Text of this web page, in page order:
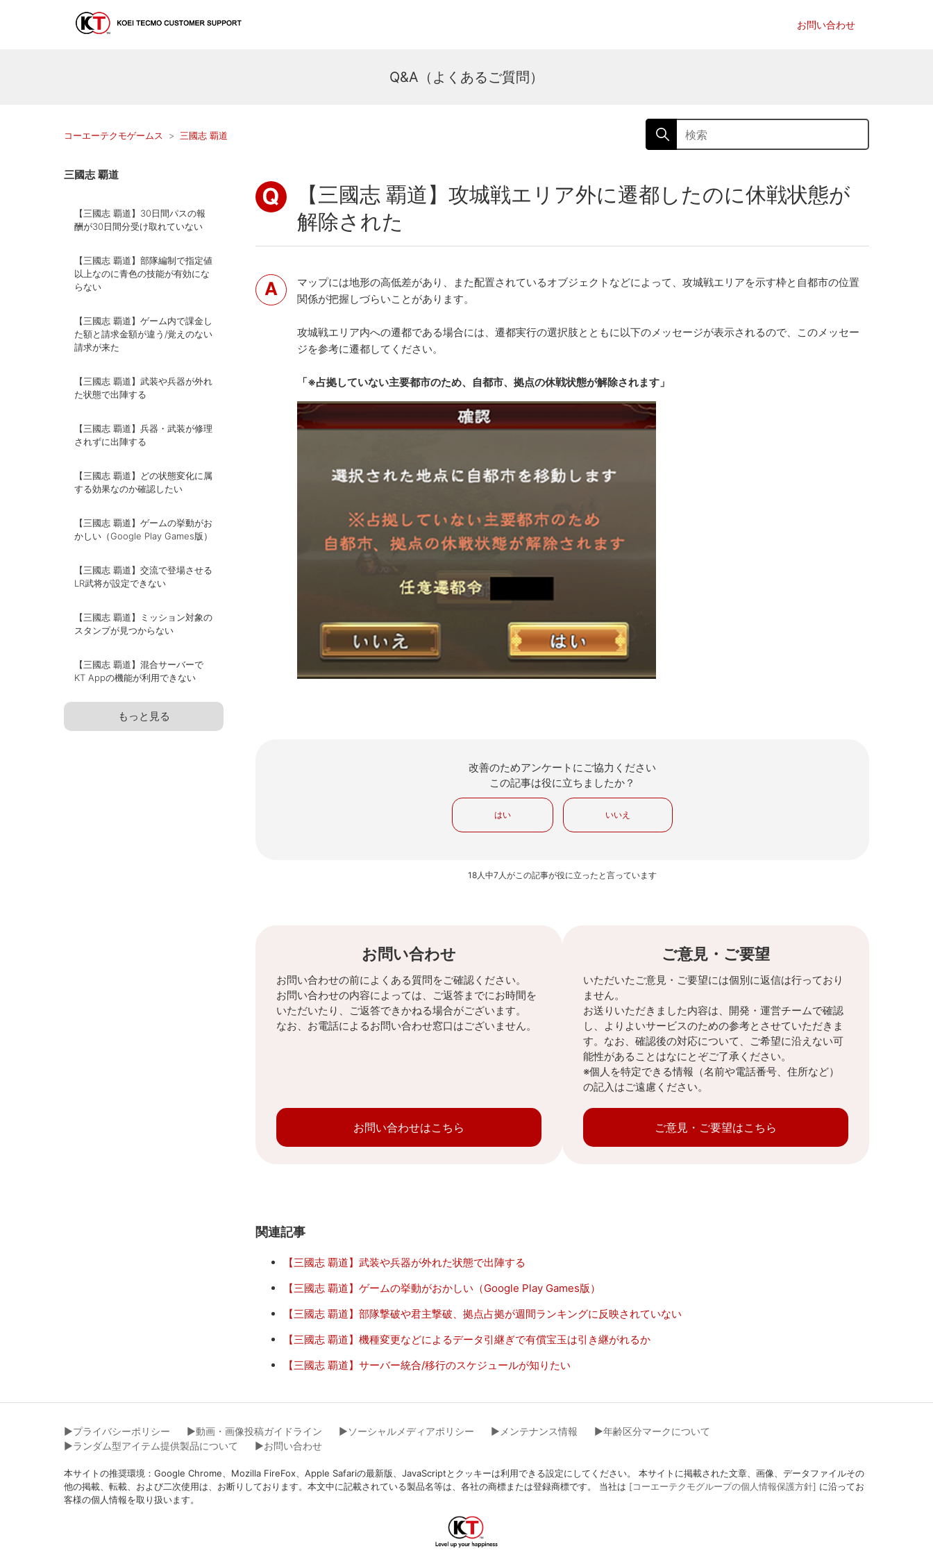
お問い合わせ
Q&A（よくあるご質問）
コーエーテクモゲームス 三國志 覇道
三國志 覇道
【三國志 覇道】30日間パスの報
酬が30日間分受け取れていない
【三國志 覇道】部隊編制で指定値
以上なのに青色の技能が有効にな
らない
【三國志 覇道】ゲーム内で課金し
た額と請求金額が違う/覚えのない
請求が来た
【三國志 覇道】武装や兵器が外れ
た状態で出陣する
【三國志 覇道】兵器・武装が修理
されずに出陣する
【三國志 覇道】どの状態変化に属
する効果なのか確認したい
【三國志 覇道】ゲームの挙動がお
かしい（Google Play Games版）
【三國志 覇道】交流で登場させる
LR武将が設定できない
【三國志 覇道】ミッション対象の
スタンプが見つからない
【三國志 覇道】混合サーバーで
KT Appの機能が利用できない
もっと見る
【三國志 覇道】攻城戦エリア外に遷都したのに休戦状態が
解除された
マップには地形の高低差があり、また配置されているオブジェクトなどによって、攻城戦エリアを示す枠と自都市の位置
関係が把握しづらいことがあります。
攻城戦エリア内への遷都である場合には、遷都実行の選択肢とともに以下のメッセージが表示されるので、このメッセー
ジを参考に遷都してください。
「※占拠していない主要都市のため、自都市、拠点の休戦状態が解除されます」
改善のためアンケートにご協力ください
この記事は役に立ちましたか？
はい いいえ
18人中7人がこの記事が役に立ったと言っています
お問い合わせ
お問い合わせの前によくある質問をご確認ください。
お問い合わせの内容によっては、ご返答までにお時間を
いただいたり、ご返答できかねる場合がございます。
なお、お電話によるお問い合わせ窓口はございません。
お問い合わせはこちら
ご意見・ご要望
いただいたご意見・ご要望には個別に返信は行っており
ません。
お送りいただきました内容は、開発・運営チームで確認
し、よりよいサービスのための参考とさせていただきま
す。なお、確認後の対応について、ご希望に沿えない可
能性があることはなにとぞご了承ください。
※個人を特定できる情報（名前や電話番号、住所など）
の記入はご遠慮ください。
ご意見・ご要望はこちら
関連記事
【三國志 覇道】武装や兵器が外れた状態で出陣する
【三國志 覇道】ゲームの挙動がおかしい（Google Play Games版）
【三國志 覇道】部隊撃破や君主撃破、拠点占拠が週間ランキングに反映されていない
【三國志 覇道】機種変更などによるデータ引継ぎで有償宝玉は引き継がれるか
【三國志 覇道】サーバー統合/移行のスケジュールが知りたい
▶︎プライバシーポリシー ▶︎動画・画像投稿ガイドライン ▶︎ソーシャルメディアポリシー ▶︎メンテナンス情報
▶︎年齢区分マークについて
▶︎ランダム型アイテム提供製品について
▶︎お問い合わせ
本サイトの推奨環境：Google Chrome、Mozilla FireFox、Apple Safariの最新版、JavaScriptとクッキーは利用できる設定にしてください。 本サイトに掲載された文章、画像、データファイルその
他の掲載、転載、および二次使用は、お断りしております。本文中に記載されている製品名等は、各社の商標または登録商標です。 当社は [コーエーテクモグループの個人情報保護方針] に沿ってお
客様の個人情報を取り扱います。